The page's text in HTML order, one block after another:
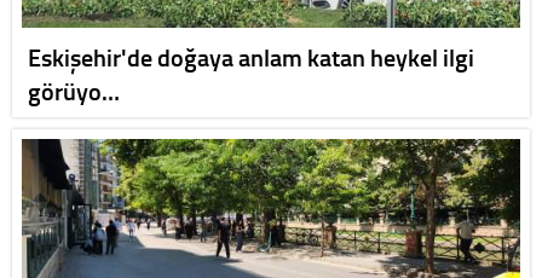
Eskişehir'de doğaya anlam katan heykel ilgi
görüyo…